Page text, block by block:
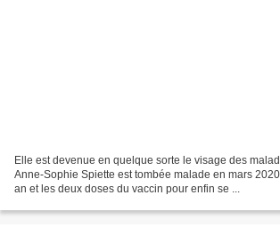
Elle est devenue en quelque sorte le visage des
Anne-Sophie Spiette est tombée malade en mars
an et les deux doses du vaccin pour enfin se ...